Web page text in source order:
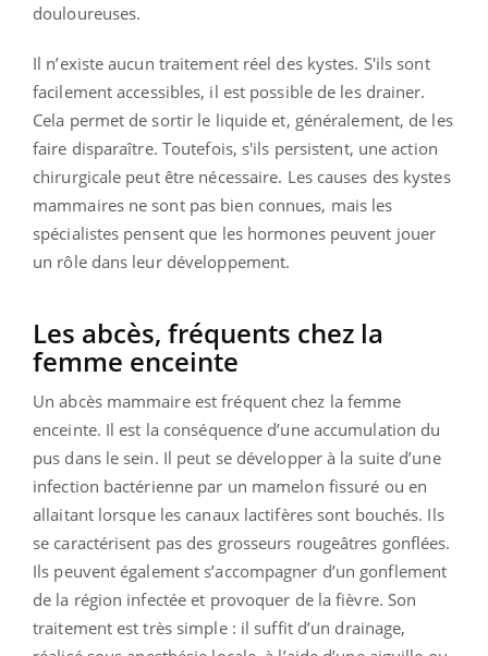
douloureuses.
Il n’existe aucun traitement réel des kystes. S'ils sont
facilement accessibles, il est possible de les drainer.
Cela permet de sortir le liquide et, généralement, de les
faire disparaître. Toutefois, s'ils persistent, une action
chirurgicale peut être nécessaire. Les causes des kystes
mammaires ne sont pas bien connues, mais les
spécialistes pensent que les hormones peuvent jouer
un rôle dans leur développement.
Les abcès, fréquents chez la
femme enceinte
Un abcès mammaire est fréquent chez la femme
enceinte. Il est la conséquence d’une accumulation du
pus dans le sein. Il peut se développer à la suite d’une
infection bactérienne par un mamelon fissuré ou en
allaitant lorsque les canaux lactifères sont bouchés. Ils
se caractérisent pas des grosseurs rougeâtres gonflées.
Ils peuvent également s’accompagner d’un gonflement
de la région infectée et provoquer de la fièvre. Son
traitement est très simple : il suffit d’un drainage,